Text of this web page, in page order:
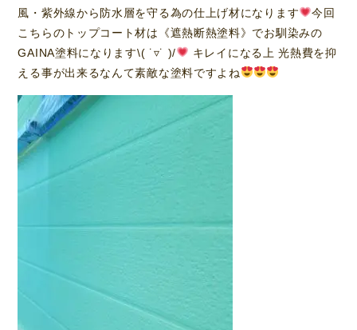
風・紫外線から防水層を守る為の仕上げ材になります
今回
こちらのトップコート材は《遮熱断熱塗料》でお馴染みの
GAINA塗料になります\( ˙▿˙ )/
キレイになる上 光熱費を抑
える事が出来るなんて素敵な塗料ですよね